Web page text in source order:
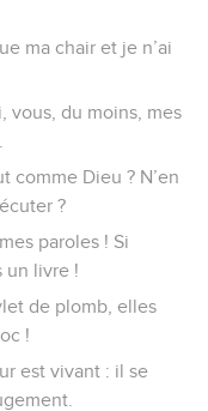
ma chair et je n’ai
vous, du moins, mes
comme Dieu ? N’en
?
paroles ! Si
un livre !
de plomb, elles
!
est vivant : il se